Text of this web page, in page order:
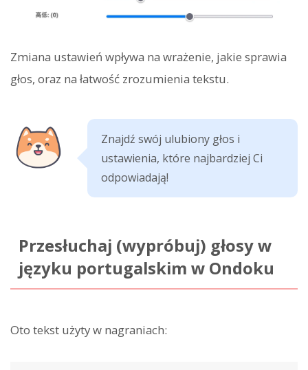
Zmiana ustawień wpływa na wrażenie, jakie sprawia
głos, oraz na łatwość zrozumienia tekstu.
Znajdź swój ulubiony głos i
ustawienia, które najbardziej Ci
odpowiadają!
Przesłuchaj (wypróbuj) głosy w
języku portugalskim w Ondoku
Oto tekst użyty w nagraniach: